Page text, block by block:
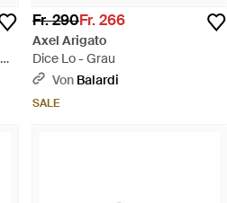
Fr. 290Fr. 266
Axel Arigato
Dice Lo - Grau
Von Balardi
SALE